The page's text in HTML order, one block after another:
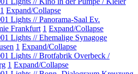
1 Expand/Collapse
Lights // Panorama-Saal Ev.
Frankfurt 1 Expand/Collapse
Lights // Ehemalige Synagoge
1 Expand/Collapse
Lights // Brotfabrik Overbeck /
1 Expand/Collapse